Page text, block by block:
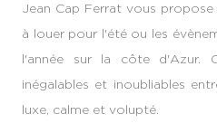
Jean Cap Ferrat vous
à louer pour l'été ou les
l'année sur la côte d'Azur.
inégalables et inoubliables
luxe, calme et volupté.